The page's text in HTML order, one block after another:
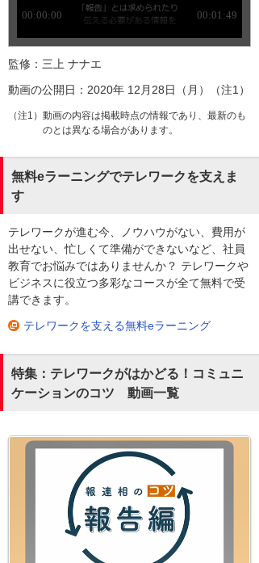
監修：三上 ナナエ
動画の公開日：2020年 12月28日（月）（注1）
（注1）動画の内容は掲載時点の情報であり、最新のも
のとは異なる場合があります。
無料eラーニングでテレワークを支えま
す
テレワークが進む今、ノウハウがない、費用が
出せない、忙しくて準備ができないなど、社員
教育でお悩みではありませんか？ テレワークや
ビジネスに役立つ多彩なコースが全て無料で受
講できます。
テレワークを支える無料eラーニング
特集：テレワークがはかどる！コミュニ
ケーションのコツ 動画一覧